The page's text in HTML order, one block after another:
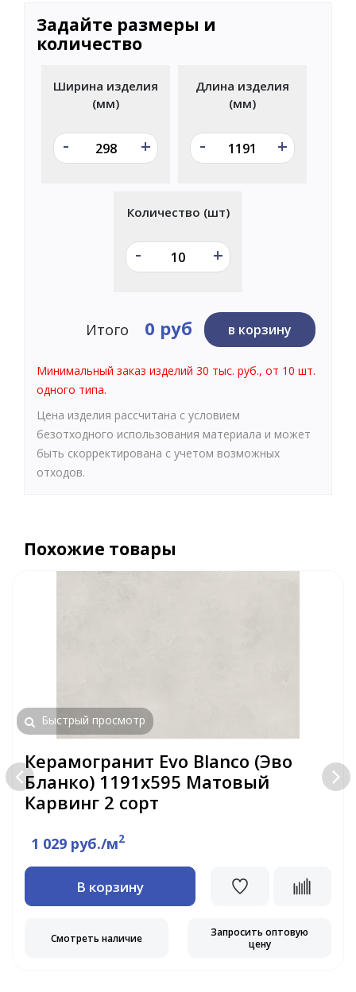
Задайте размеры и
количество
Ширина изделия
(мм)
- +
Длина изделия
(мм)
- +
Количество (шт)
- +
Итого 0 руб в корзину
Минимальный заказ изделий 30 тыс. руб., от 10 шт.
одного типа.
Цена изделия рассчитана с условием
безотходного использования материала и может
быть скорректирована с учетом возможных
отходов.
Похожие товары
Быстрый просмотр
Керамогранит Evo Blanco (Эво
Бланко) 1191x595 Матовый
Карвинг 2 сорт
1 029 руб./м2
В корзину
Смотреть наличие
Запросить оптовую
цену